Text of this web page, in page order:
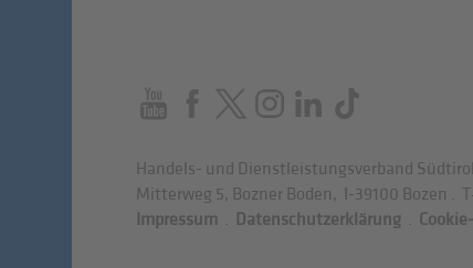
Handels- und Dienstleistungsverband
Mitterweg 5, Bozner Boden
I-39100 Bozen T
Impressum
Datenschutzerklärung